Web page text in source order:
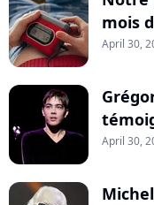
mois
April 30,
April 30,